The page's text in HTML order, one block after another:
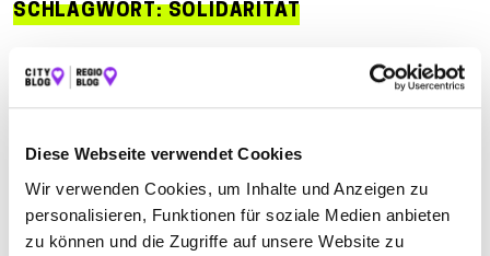
Diese Webseite verwendet Cookies
Wir verwenden Cookies, um Inhalte und Anzeigen zu
personalisieren, Funktionen für soziale Medien anbieten
zu können und die Zugriffe auf unsere Website zu
SCHLAGWORT:SOLIDARITÄT
ALLE AUTO & VERKEHR
ÄMTER & BEHÖRDEN
BAUEN & WOHNEN
BEAUTY & WELLNESS
BILDUNG & MEDIEN
EINKAUFEN & SHOPPEN
ESSEN & TRINKEN
GESUNDHEIT & MEDIZIN
RECHT & GELD
REISEN & ÜBERNACHTEN